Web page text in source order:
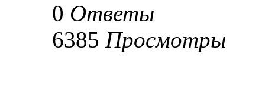
0 Ответы
6385 Просмотры